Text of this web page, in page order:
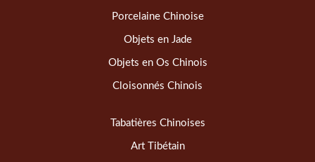
Porcelaine Chinoise
Objets en Jade
Objets en Os Chinois
Cloisonnés Chinois
Tabatières Chinoises
Art Tibétain